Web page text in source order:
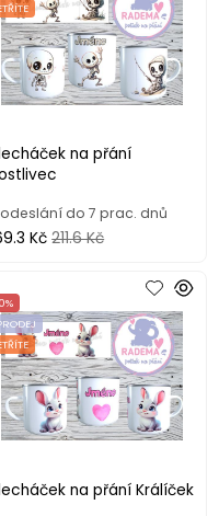
na přání
odeslání do 7 prac. dnů
Kč 211.6 Kč
na přání Králíček